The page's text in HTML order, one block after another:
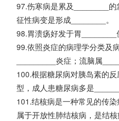
97.伤寒病是累及________
征性病变是形成________。
98.胃溃疡好发于胃________
99.依照炎症的病理学分类及
_________炎症；流脑属
100.根据糖尿病对胰岛素的
型，成人患糖尿病多是
101.结核病是一种常见的传
属于开放性肺结核病，是结核